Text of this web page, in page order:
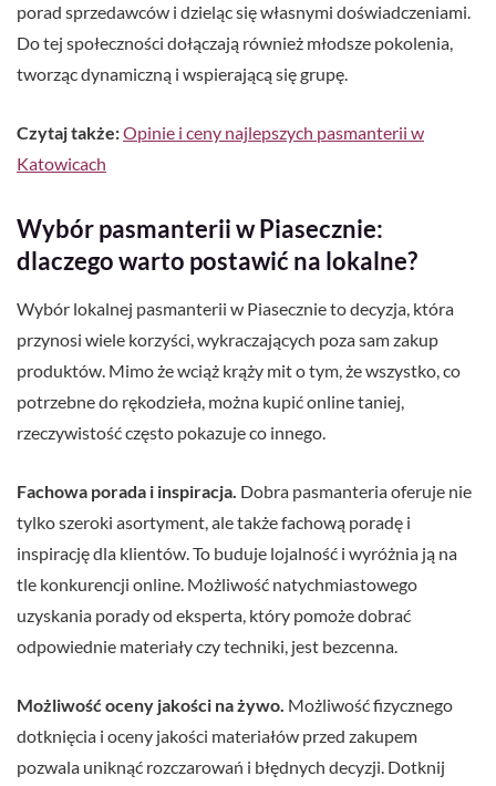
porad sprzedawców i dzieląc się własnymi doświadczeniami.
Do tej społeczności dołączają również młodsze pokolenia,
tworząc dynamiczną i wspierającą się grupę.
Czytaj także:Opinie i ceny najlepszych pasmanterii w
Katowicach
Wybór pasmanterii w Piasecznie:
dlaczego warto postawić na lokalne?
Wybór lokalnej pasmanterii w Piasecznie to decyzja, która
przynosi wiele korzyści, wykraczających poza sam zakup
produktów. Mimo że wciąż krąży mit o tym, że wszystko, co
potrzebne do rękodzieła, można kupić online taniej,
rzeczywistość często pokazuje co innego.
Fachowa porada i inspiracja. Dobra pasmanteria oferuje nie
tylko szeroki asortyment, ale także fachową poradę i
inspirację dla klientów. To buduje lojalność i wyróżnia ją na
tle konkurencji online. Możliwość natychmiastowego
uzyskania porady od eksperta, który pomoże dobrać
odpowiednie materiały czy techniki, jest bezcenna.
Możliwość oceny jakości na żywo. Możliwość fizycznego
dotknięcia i oceny jakości materiałów przed zakupem
pozwala uniknąć rozczarowań i błędnych decyzji. Dotknij